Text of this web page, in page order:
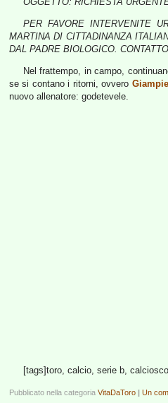
PER FAVORE INTERVENITE
MARTINA DI CITTADINANZA
DAL PADRE BIOLOGICO.
Nel frattempo, in campo,
se si contano i ritorni, ovvero
nuovo allenatore: godetevele.
[tags]toro, calcio, serie b,
Pubblicato nella categoria VitaDaToro | Un